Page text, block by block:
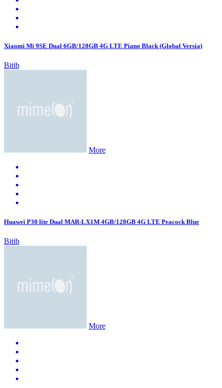
Xiaomi Mi 9SE Dual 6GB/128GB 4G LTE Piano Black (Global Versia)
Bitib
More
Huawei P30 lite Dual MAR-LX1M 4GB/128GB 4G LTE Peacock Blue
Bitib
More